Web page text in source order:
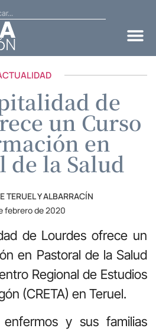
de
un Curso
en
de la Salud
TERUEL Y ALBARRACÍN
febrero de 2020
de Lourdes ofrece un
en Pastoral de la Salud
Regional de Estudios
(CRETA) en Teruel.
y sus familias